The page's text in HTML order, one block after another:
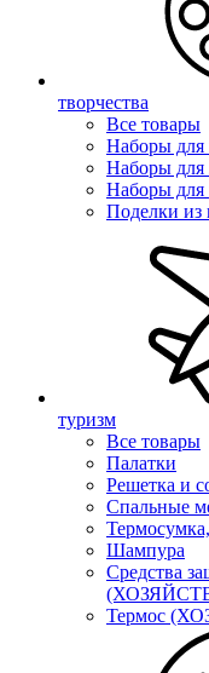
творчества
Все товары
Наборы для
Наборы для
Наборы для
Поделки из
туризм
Все товары
Палатки
Решетка и
Спальные
Шампура
Средства
Термос